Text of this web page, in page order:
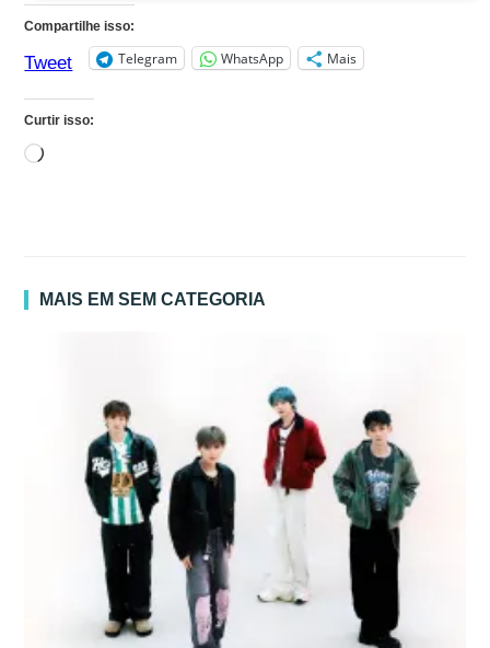
Compartilhe isso:
Tweet Telegram WhatsApp Mais
Curtir isso:
Carregando...
MAIS EM SEM CATEGORIA